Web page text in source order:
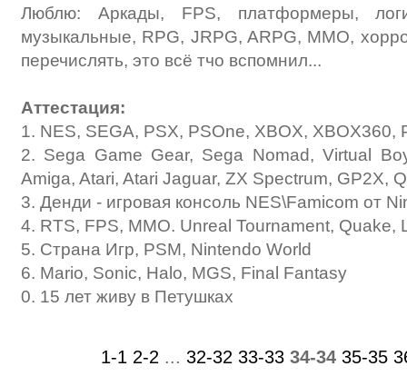
Люблю: Аркады, FPS, платформеры,
музыкальные, RPG, JRPG, ARPG, ММО,
перечислять, это всё тчо вспомнил...
Аттестация:
1. NES, SEGA, PSX, PSOne, XBOX, XBOX360,
2. Sega Game Gear, Sega Nomad, Virtual
Amiga, Atari, Atari Jaguar, ZX Spectrum, GP2X,
3. Денди - игровая консоль NES\Famicom от
4. RTS, FPS, MMO. Unreal Tournament, Quake,
5. Страна Игр, PSM, Nintendo World
6. Mario, Sonic, Halo, MGS, Final Fantasy
0. 15 лет живу в Петушках
1-1 2-2 ... 32-32 33-33 34-34 35-35